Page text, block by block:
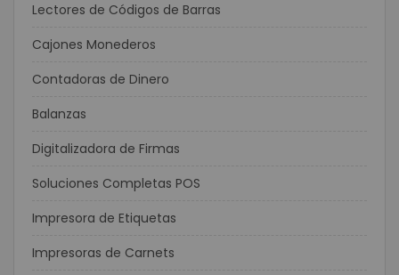
Lectores de Códigos de Barras
Cajones Monederos
Contadoras de Dinero
Balanzas
Digitalizadora de Firmas
Soluciones Completas POS
Impresora de Etiquetas
Impresoras de Carnets